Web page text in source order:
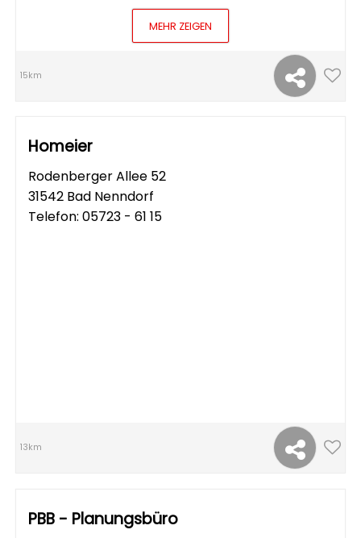
MEHR ZEIGEN
15km
Homeier
Rodenberger Allee 52
31542 Bad Nenndorf
Telefon: 05723 - 61 15
13km
PBB - Planungsbüro